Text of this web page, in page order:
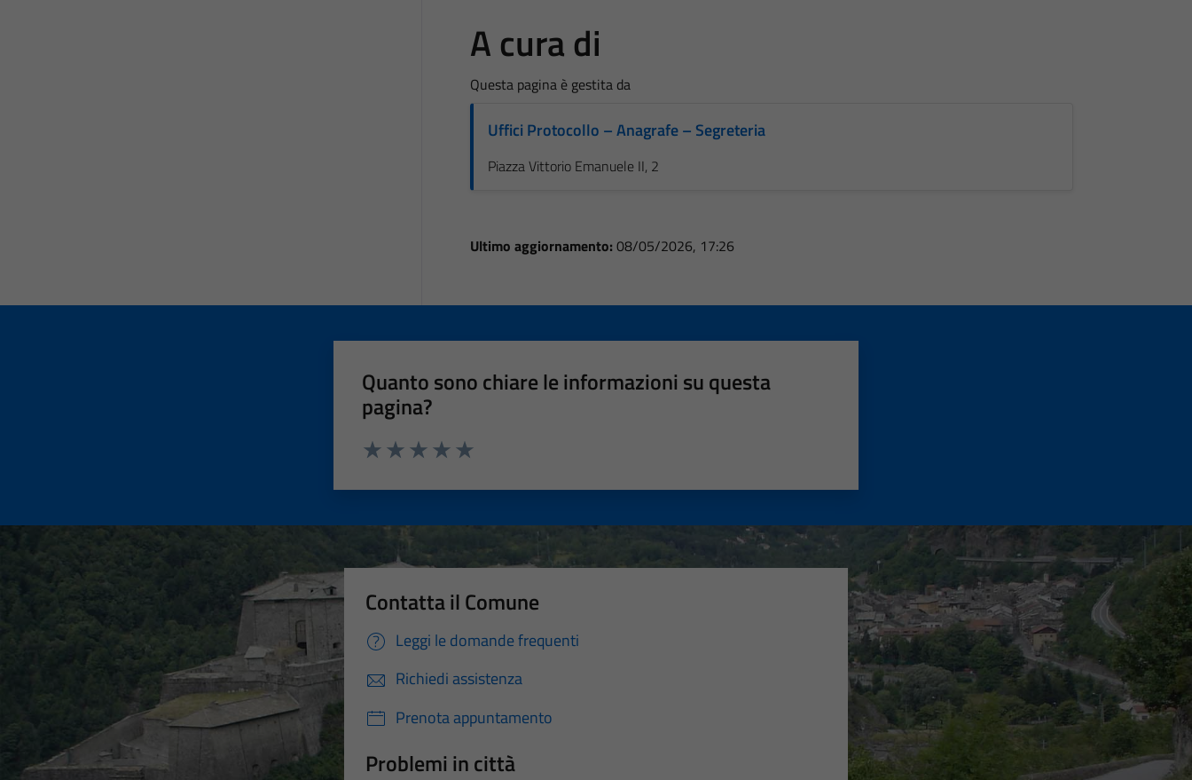
A cura di
Questa pagina è gestita da
Uffici Protocollo – Anagrafe – Segreteria
Piazza Vittorio Emanuele II, 2
Ultimo aggiornamento: 08/05/2026, 17:26
Quanto sono chiare le informazioni su questa
pagina?
Contatta il Comune
Leggi le domande frequenti
Richiedi assistenza
Prenota appuntamento
Problemi in città